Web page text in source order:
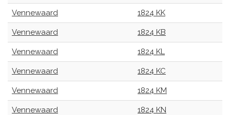
Vennewaard 1824 KK
Vennewaard 1824 KB
Vennewaard 1824 KL
Vennewaard 1824 KC
Vennewaard 1824 KM
Vennewaard 1824 KN